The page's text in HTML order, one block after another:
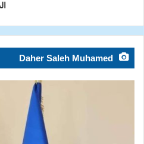
Daher Saleh Muhamed